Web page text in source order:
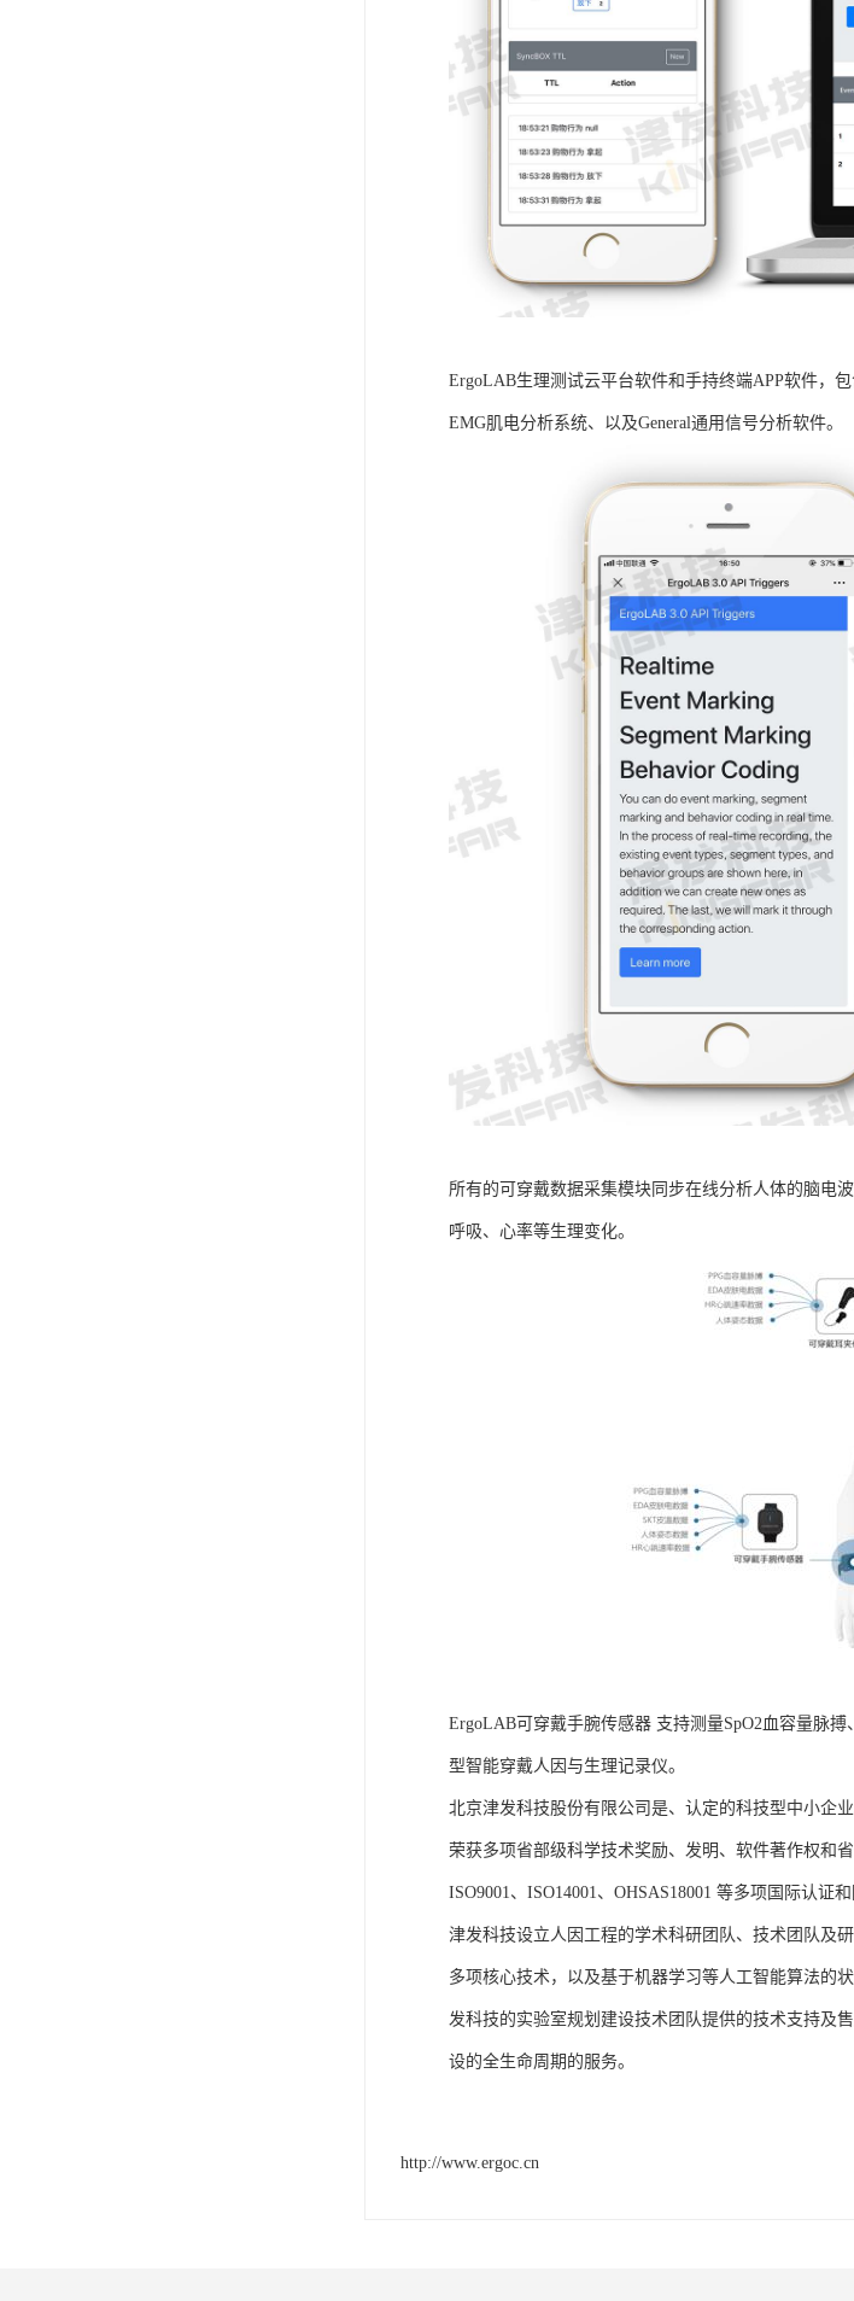
ErgoLAB生理测试云平台软件和手持终端APP软件，
EMG肌电分析系统、以及General通用信号分析软件。
所有的可穿戴数据采集模块同步在线分析人体的脑电
呼吸、心率等生理变化。
ErgoLAB可穿戴手腕传感器 支持测量SpO2血容量脉
型智能穿戴人因与生理记录仪。
北京津发科技股份有限公司是、认定的科技型中小企
荣获多项省部级科学技术奖励、发明、软件著作权和
ISO9001、ISO14001、OHSAS18001 等多项国际认证和
津发科技设立人因工程的学术科研团队、技术团队及
多项核心技术，以及基于机器学习等人工智能算法的
发科技的实验室规划建设技术团队提供的技术支持及
设的全生命周期的服务。
http://www.ergoc.cn